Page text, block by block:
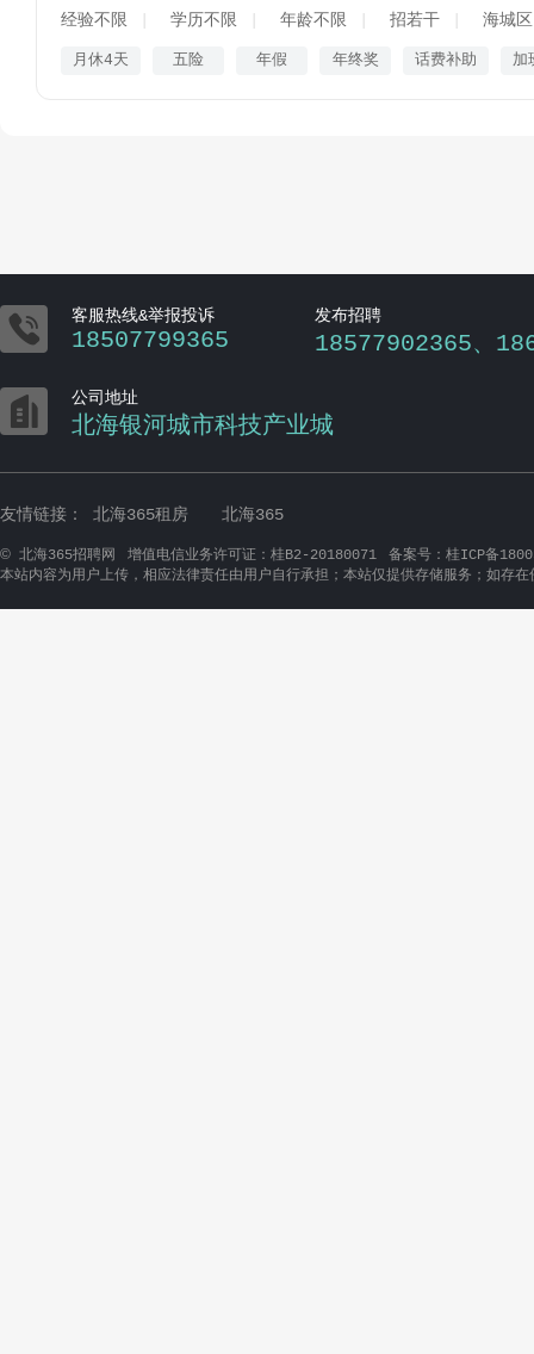
经验不限 学历不限 年龄不限 招若干 海城区
月休4天 五险 年假 年终奖 话费补助 加
 客服热线&举报投诉
18507799365
发布招聘
18577902365、
 公司地址
北海银河城市科技产业城
友情链接： 北海365租房 北海365
© 北海365招聘网 增值电信业务许可证：桂B2-20180071
备案号：桂ICP备
本站内容为用户上传，相应法律责任由用户自行承担；本站仅提供存储服务；如存